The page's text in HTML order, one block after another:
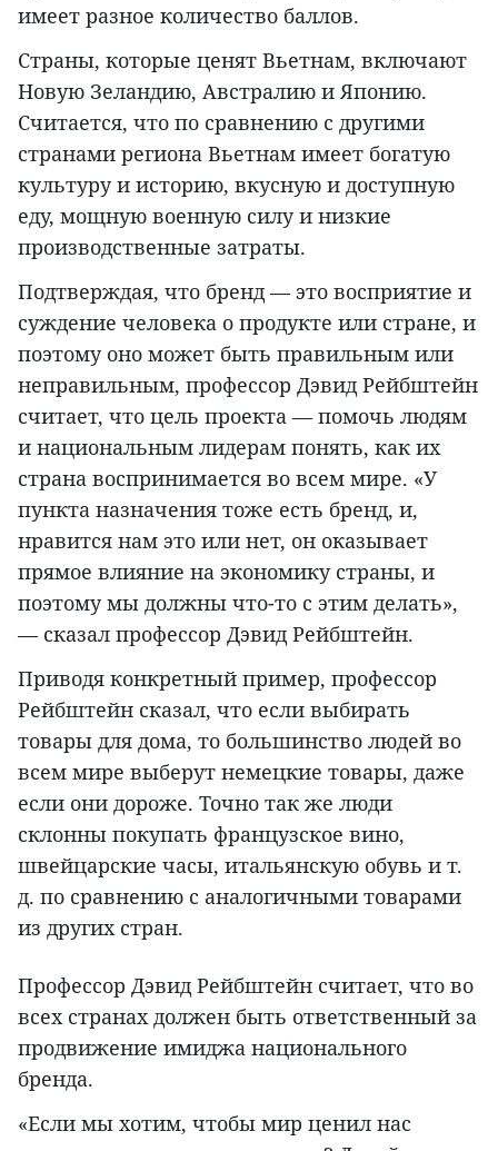
имеет разное количество баллов.
Страны, которые ценят Вьетнам, включают
Новую Зеландию, Австралию и Японию.
Считается, что по сравнению с другими
странами региона Вьетнам имеет богатую
культуру и историю, вкусную и доступную
еду, мощную военную силу и низкие
производственные затраты.
Подтверждая, что бренд — это восприятие и
суждение человека о продукте или стране, и
поэтому оно может быть правильным или
неправильным, профессор Дэвид Рейбштейн
считает, что цель проекта — помочь людям
и национальным лидерам понять, как их
страна воспринимается во всем мире. «У
пункта назначения тоже есть бренд, и,
нравится нам это или нет, он оказывает
прямое влияние на экономику страны, и
поэтому мы должны что-то с этим делать»,
— сказал профессор Дэвид Рейбштейн.
Приводя конкретный пример, профессор
Рейбштейн сказал, что если выбирать
товары для дома, то большинство людей во
всем мире выберут немецкие товары, даже
если они дороже. Точно так же люди
склонны покупать французское вино,
швейцарские часы, итальянскую обувь и т.
д. по сравнению с аналогичными товарами
из других стран.
Профессор Дэвид Рейбштейн считает, что во
всех странах должен быть ответственный за
продвижение имиджа национального
бренда.
«Если мы хотим, чтобы мир ценил нас